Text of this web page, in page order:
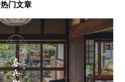
热门文章